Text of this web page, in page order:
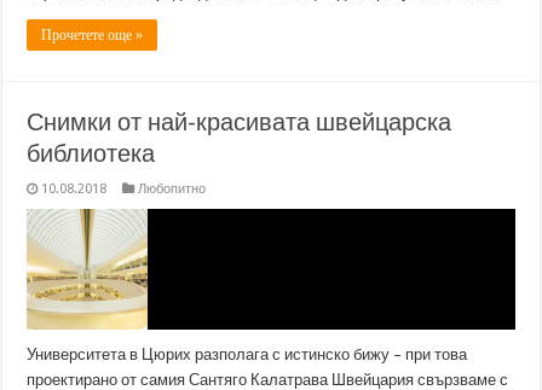
Прочетете още »
Снимки от най-красивата швейцарска
библиотека
10.08.2018 Любопитно
Университета в Цюрих разполага с истинско бижу – при това
проектирано от самия Сантяго Калатрава Швейцария свързваме с